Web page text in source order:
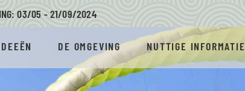
03/05 - 21/09/2024
DE OMGEVING NUTTIGE INFORMATIE